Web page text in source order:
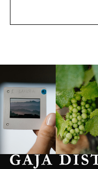
Borgogna,
Francia